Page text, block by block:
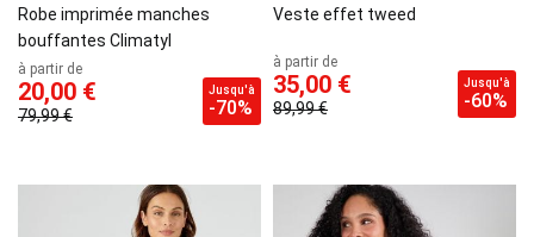
Robe imprimée manches
bouffantes Climatyl
à partir de
20,00 €
79,99 €
Jusqu'à
-70%
Veste effet tweed
à partir de
35,00 €
89,99 €
Jusqu'à
-60%